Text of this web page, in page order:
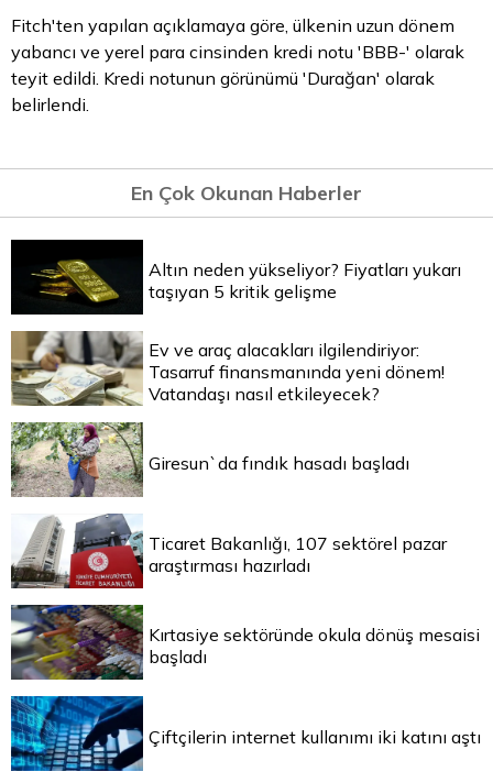
Fitch'ten yapılan açıklamaya göre, ülkenin uzun dönem
yabancı ve yerel para cinsinden kredi notu 'BBB-' olarak
teyit edildi. Kredi notunun görünümü 'Durağan' olarak
belirlendi.
En Çok Okunan Haberler
Altın neden yükseliyor? Fiyatları yukarı
taşıyan 5 kritik gelişme
Ev ve araç alacakları ilgilendiriyor:
Tasarruf finansmanında yeni dönem!
Vatandaşı nasıl etkileyecek?
Giresun`da fındık hasadı başladı
Ticaret Bakanlığı, 107 sektörel pazar
araştırması hazırladı
Kırtasiye sektöründe okula dönüş mesaisi
başladı
Çiftçilerin internet kullanımı iki katını aştı